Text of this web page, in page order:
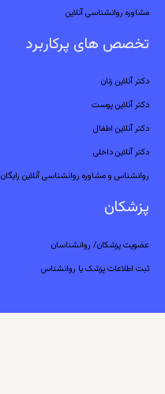
مشاوره روانشناسی آنلاین
تخصص های پرکاربرد
دکتر آنلاین زنان
دکتر آنلاین پوست
دکتر آنلاین اطفال
دکتر آنلاین داخلی
روانشناس و مشاوره روانشناسی آنلاین رایگان
پزشکان
عضویت پزشکان/ روانشناسان
ثبت اطلاعات پزشک یا روانشناس